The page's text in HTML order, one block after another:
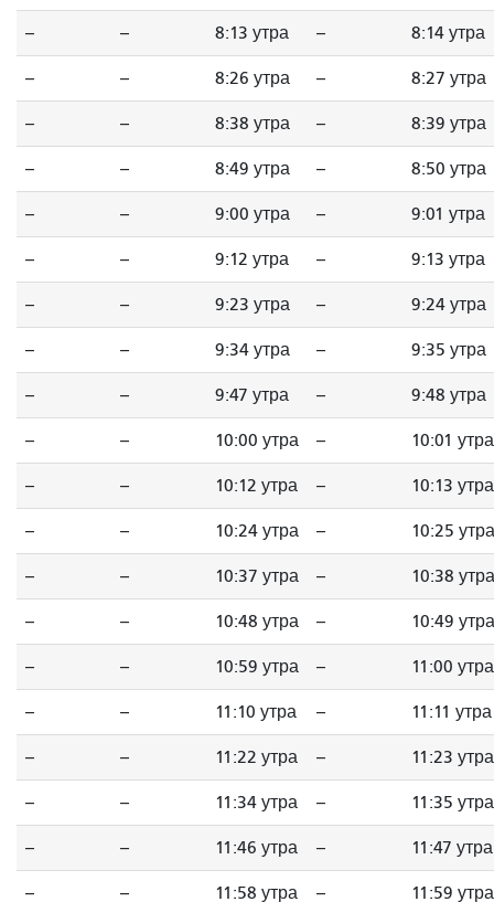
-- -- 8:13 утра -- 8:14 утра
-- -- 8:26 утра -- 8:27 утра
-- -- 8:38 утра -- 8:39 утра
-- -- 8:49 утра -- 8:50 утра
-- -- 9:00 утра -- 9:01 утра
-- -- 9:12 утра -- 9:13 утра
-- -- 9:23 утра -- 9:24 утра
-- -- 9:34 утра -- 9:35 утра
-- -- 9:47 утра -- 9:48 утра
-- -- 10:00 утра -- 10:01 утра
-- -- 10:12 утра -- 10:13 утра
-- -- 10:24 утра -- 10:25 утра
-- -- 10:37 утра -- 10:38 утра
-- -- 10:48 утра -- 10:49 утра
-- -- 10:59 утра -- 11:00 утра
-- -- 11:10 утра -- 11:11 утра
-- -- 11:22 утра -- 11:23 утра
-- -- 11:34 утра -- 11:35 утра
-- -- 11:46 утра -- 11:47 утра
-- -- 11:58 утра -- 11:59 утра